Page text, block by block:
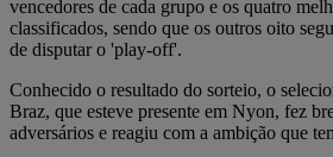
vencedores de cada grupo e os quatro
classificados, sendo que os outros oito
de disputar o 'play-off'.
Conhecido o resultado do sorteio, o
Braz, que esteve presente em Nyon, fez
adversários e reagiu com a ambição que